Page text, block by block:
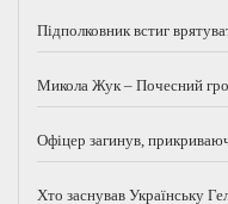
Підполковник встиг
Микола Жук – Почесний
Офіцер загинув,
Хто заснував Українську